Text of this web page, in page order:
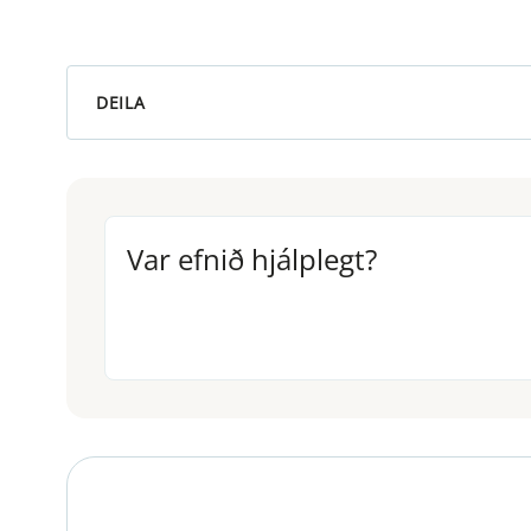
DEILA
Var efnið hjálplegt?
Var efnið hjálplegt?